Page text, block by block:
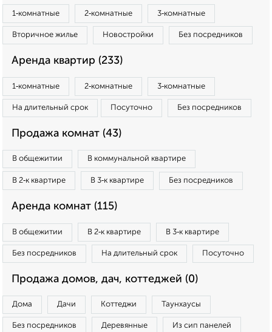
1‑комнатные 2‑комнатные 3‑комнатные
Вторичное жилье Новостройки Без посредников
Аренда квартир (233)
1‑комнатные 2‑комнатные 3‑комнатные
На длительный срок Посуточно Без посредников
Продажа комнат (43)
В общежитии В коммунальной квартире
В 2‑к квартире В 3‑к квартире Без посредников
Аренда комнат (115)
В общежитии В 2‑к квартире В 3‑к квартире
Без посредников На длительный срок Посуточно
Продажа домов, дач, коттеджей (0)
Дома Дачи Коттеджи Таунхаусы
Без посредников Деревянные Из сип панелей